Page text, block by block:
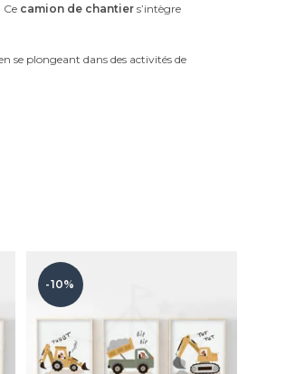
Ce camion de chantier s’intègre
se plongeant dans des activités de
-10%